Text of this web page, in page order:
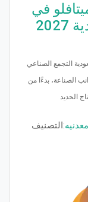
في
المملكة العربية السعودية 2027 –
التجمع الصناعي
الصناعة، بدءًا من
التصنيف: